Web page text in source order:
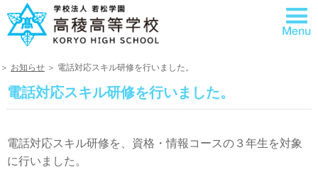
＞ お知らせ ＞ 電話対応スキル研修を行いました。
電話対応スキル研修を行いました。
電話対応スキル研修を、資格・情報コースの３年生を対象
に行いました。